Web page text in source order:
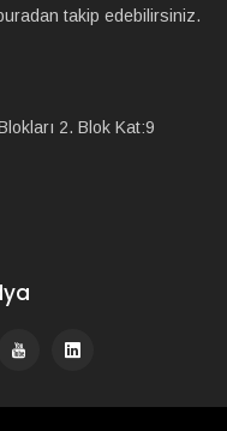
takip edebilirsiniz.
2. Blok Kat:9